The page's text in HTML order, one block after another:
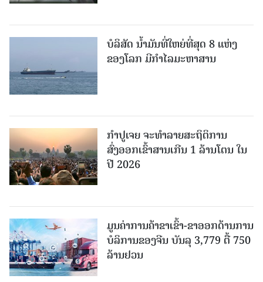
ບໍລິສັດ ນ້ຳມັນທີ່ໃຫຍ່ທີ່ສຸດ 8 ແຫ່ງ
ຂອງໂລກ ມີກຳໄລມະຫາສານ
ກຳປູເຈຍ ຈະທຳລາຍສະຖິຕິການ
ສົ່ງອອກເຂົ້າສານເກີນ 1 ລ້ານໂຕນ ໃນ
ປີ 2026
ມູນຄ່າການຄ້າຂາເຂົ້າ-ຂາອອກດ້ານການ
ບໍລິການຂອງຈີນ ບັນລຸ 3,779 ຕື້ 750
ລ້ານຢວນ